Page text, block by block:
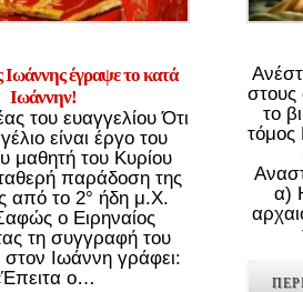
έγραψε το κατά
Ιωάννην!
του ευαγγελίου Ότι
είναι έργο του
μαθητή του Κυρίου
παράδοση της
από το 2° ήδη μ.Χ.
ο Ειρηναίος
τη συγγραφή του
στον Ιωάννη γράφει:
ο…
στους
το
α)